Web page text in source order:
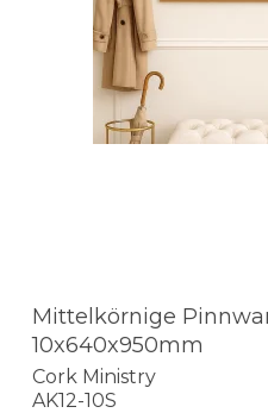
Mittelkörnige
10x640x950mm
Cork Ministry
AK12-10S